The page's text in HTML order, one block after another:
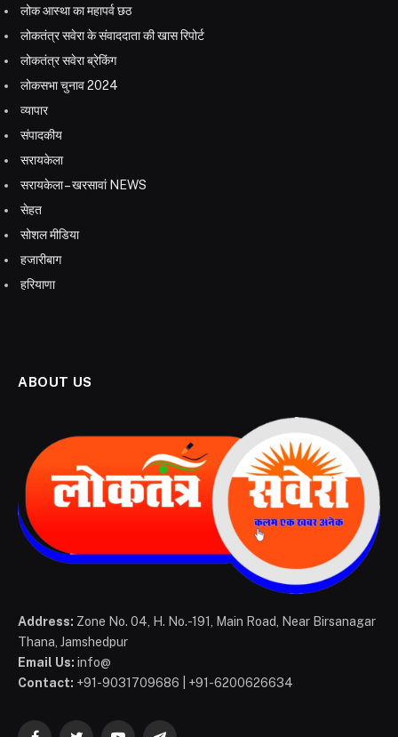
लोक आस्था का महापर्व छठ
लोकतंत्र सवेरा के संवाददाता की खास रिपोर्ट
लोकतंत्र सवेरा ब्रेकिंग
लोकसभा चुनाव 2024
व्यापार
संपादकीय
सरायकेला
सरायकेला – खरसावां NEWS
सेहत
सोशल मीडिया
हजारीबाग
हरियाणा
ABOUT US
Address: Zone No. 04, H. No.-191, Main Road, Near Birsanagar
Thana, Jamshedpur
Email Us: info@
Contact: +91-9031709686 | +91-6200626634